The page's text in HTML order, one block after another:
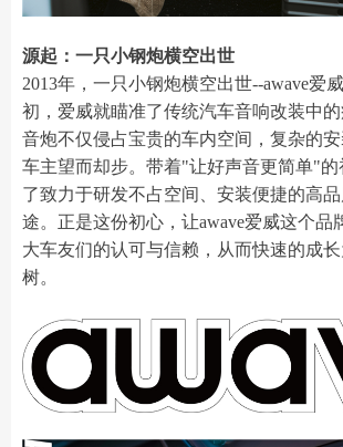
源起：一只小钢炮横空出世
2013年，一只小钢炮横空出世--awave爱
初，爱威就瞄准了传统汽车音响改装中
音炮不仅侵占宝贵的车内空间，复杂的
车主望而却步。带着"让好声音更简单"的
了致力于研发不占空间、安装便捷的高
途。正是这份初心，让awave爱威这个品
大车友们的认可与信赖，从而快速的成
树。